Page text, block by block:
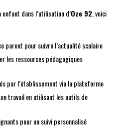
dans l’utilisation d’Oze 92, voici
parent pour suivre l’actualité scolaire
les ressources pédagogiques
par l’établissement via la plateforme
travail en utilisant les outils de
pour un suivi personnalisé